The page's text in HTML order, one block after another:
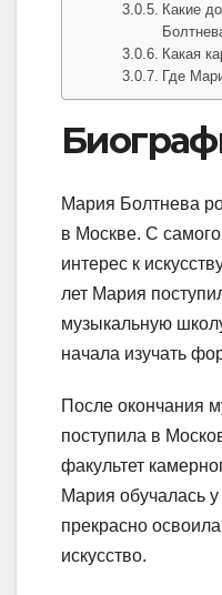
Какие
Какая
Где
Мария Болтнева
в Москве. С
интерес к
лет Мария
музыкальную
начала изучать
После окончания
поступила в
факультет
Мария обучалась
прекрасно
искусство.